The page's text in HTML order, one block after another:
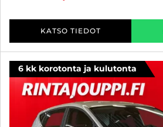
KATSO TIEDOT
6 kk korotonta ja kulutonta